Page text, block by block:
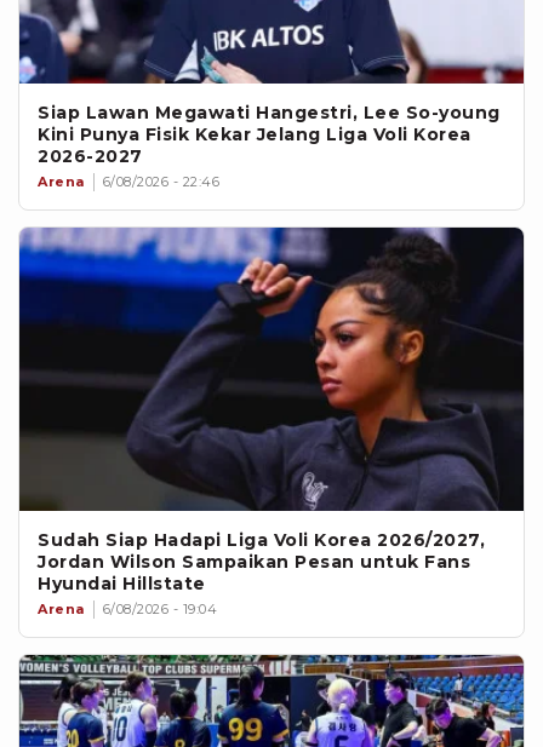
Siap Lawan Megawati Hangestri, Lee So-young
Kini Punya Fisik Kekar Jelang Liga Voli Korea
2026-2027
Arena 6/08/2026 - 22:46
Sudah Siap Hadapi Liga Voli Korea 2026/2027,
Jordan Wilson Sampaikan Pesan untuk Fans
Hyundai Hillstate
Arena 6/08/2026 - 19:04